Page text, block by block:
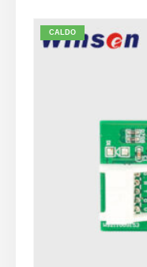
CALDO